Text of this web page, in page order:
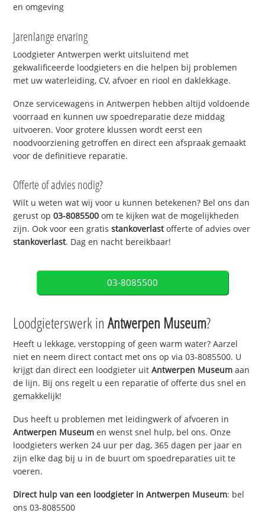
en omgeving
Jarenlange ervaring
Loodgieter Antwerpen werkt uitsluitend met
gekwalificeerde loodgieters en die helpen bij problemen
met uw waterleiding, CV, afvoer en riool en daklekkage.
Onze servicewagens in Antwerpen hebben altijd voldoende
voorraad en kunnen uw spoedreparatie deze middag
uitvoeren. Voor grotere klussen wordt eerst een
noodvoorziening getroffen en direct een afspraak gemaakt
voor de definitieve reparatie.
Offerte of advies nodig?
Wilt u weten wat wij voor u kunnen betekenen? Bel ons dan
gerust op03-8085500 om te kijken wat de mogelijkheden
zijn. Ook voor een gratisstankoverlastofferte of advies over
stankoverlast. Dag en nacht bereikbaar!
03-8085500
Loodgieterswerk inAntwerpen Museum?
Heeft u lekkage, verstopping of geen warm water? Aarzel
niet en neem direct contact met ons op via 03-8085500. U
krijgt dan direct een loodgieter uitAntwerpen Museum aan
de lijn. Bij ons regelt u een reparatie of offerte dus snel en
gemakkelijk!
Dus heeft u problemen met leidingwerk of afvoeren in
Antwerpen Museum en wenst snel hulp, bel ons. Onze
loodgieters werken 24 uur per dag, 365 dagen per jaar en
zijn elke dag bij u in de buurt om spoedreparaties uit te
voeren.
Direct hulp van een loodgieter inAntwerpen Museum: bel
ons 03-8085500